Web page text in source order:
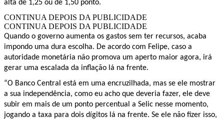
alta de 1,25 ou de 1,50 ponto.
CONTINUA DEPOIS DA PUBLICIDADE
CONTINUA DEPOIS DA PUBLICIDADE
Quando o governo aumenta os gastos sem ter recursos, acaba
impondo uma dura escolha. De acordo com Felipe, caso a
autoridade monetária não promova um aperto maior agora, irá
gerar uma escalada da inflação lá na frente.
“O Banco Central está em uma encruzilhada, mas se ele mostrar
a sua independência, como eu acho que deveria fazer, ele deve
subir em mais de um ponto percentual a Selic nesse momento,
jogando a taxa para dois dígitos lá na frente. Se ele não fizer isso,